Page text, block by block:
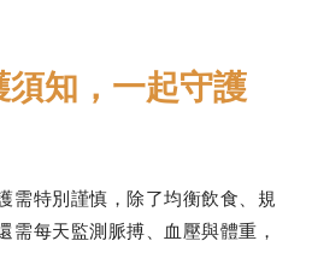
知，一起守護
需特別謹慎，除了均衡飲食、規
需每天監測脈搏、血壓與體重，